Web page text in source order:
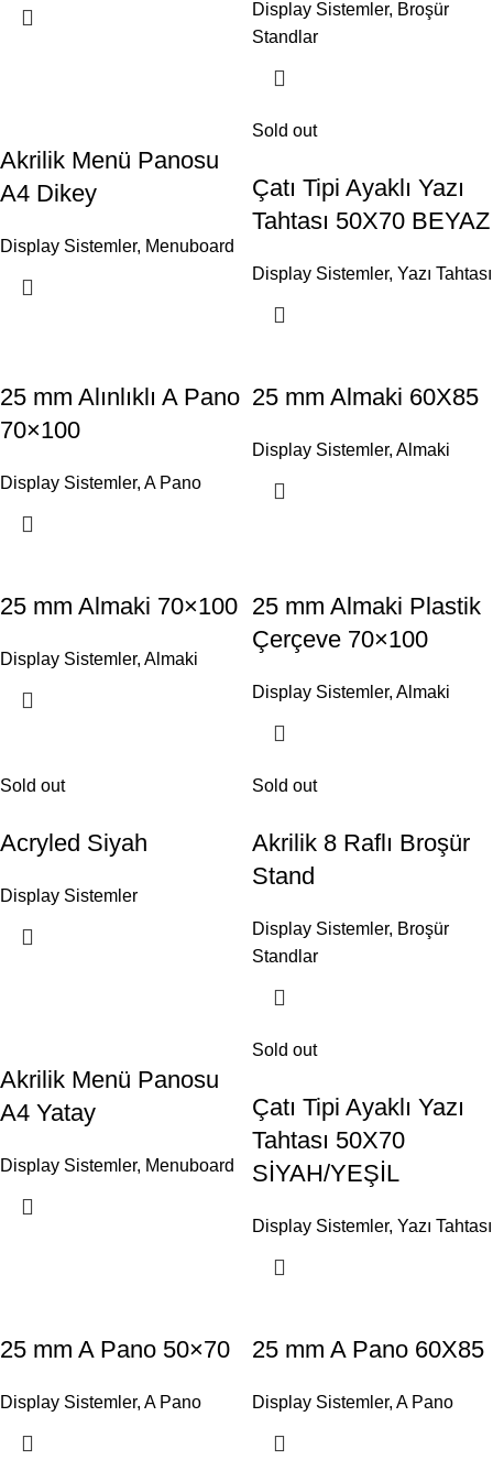
Display Sistemler, Broşür
Standlar
Akrilik Menü Panosu
A4 Dikey
Display Sistemler, Menuboard
Sold out
Çatı Tipi Ayaklı Yazı
Tahtası 50X70 BEYAZ
Display Sistemler, Yazı Tahtası
25 mm Alınlıklı A Pano
70×100
Display Sistemler, A Pano
25 mm Almaki 60X85
Display Sistemler, Almaki
25 mm Almaki 70×100
Display Sistemler, Almaki
25 mm Almaki Plastik
Çerçeve 70×100
Display Sistemler, Almaki
Sold out
Acryled Siyah
Display Sistemler
Sold out
Akrilik 8 Raflı Broşür
Stand
Display Sistemler, Broşür
Standlar
Akrilik Menü Panosu
A4 Yatay
Display Sistemler, Menuboard
Sold out
Çatı Tipi Ayaklı Yazı
Tahtası 50X70
SİYAH/YEŞİL
Display Sistemler, Yazı Tahtası
25 mm A Pano 50×70
Display Sistemler, A Pano
25 mm A Pano 60X85
Display Sistemler, A Pano